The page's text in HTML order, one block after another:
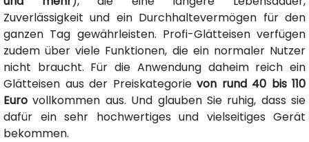
Zuverlässigkeit und ein Durchhaltevermögen für den
ganzen Tag gewährleisten. Profi-Glätteisen verfügen
zudem über viele Funktionen, die ein normaler Nutzer
nicht braucht. Für die Anwendung daheim reich ein
Glätteisen aus der Preiskategorie von rund 40 bis 110
Euro vollkommen aus. Und glauben Sie ruhig, dass sie
dafür ein sehr hochwertiges und vielseitiges Gerät
bekommen.